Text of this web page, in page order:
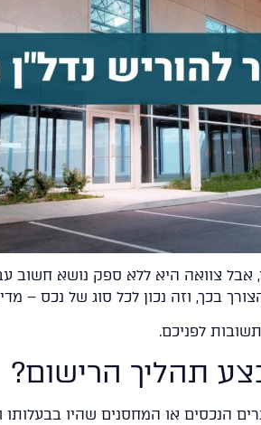
אבל צוואה היא ללא ספק נושא חשוב
בכך, וזה נכון לכל סוג של נכס –
לפניכם.
תהליך הרישום?
הנכסים או המחסנים שהיו